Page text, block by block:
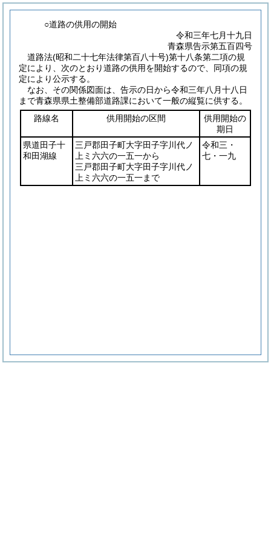
○道路の供用の開始
令和三年七月十九日
青森県告示第五百四号
道路法(昭和二十七年法律第百八十号)第十八条第二項の規
定により、次のとおり道路の供用を開始するので、同項の規
定により公示する。
なお、その関係図面は、告示の日から令和三年八月十八日
まで青森県県土整備部道路課において一般の縦覧に供する。
路線名
供用開始の区間
供用開始の
期日
県道田子十
和田湖線
三戸郡田子町大字田子字川代ノ
上ミ六六の一五一から
三戸郡田子町大字田子字川代ノ
上ミ六六の一五一まで
令和三・
七・一九